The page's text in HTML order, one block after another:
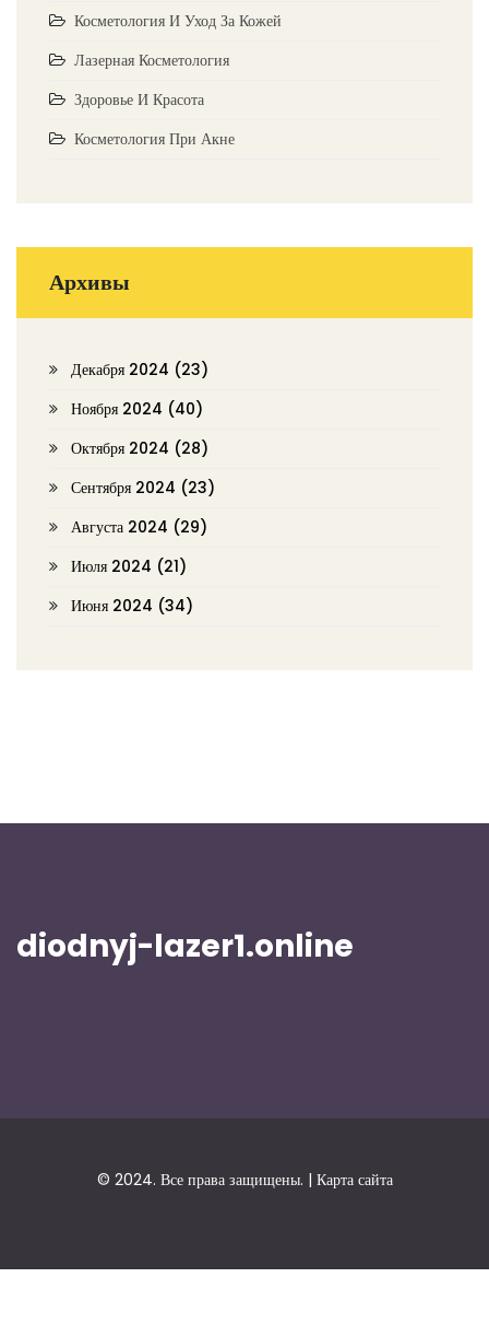
Косметология И Уход За Кожей
Лазерная Косметология
Здоровье И Красота
Косметология При Акне
Архивы
Декабря 2024 (23)
Ноября 2024 (40)
Октября 2024 (28)
Сентября 2024 (23)
Августа 2024 (29)
Июля 2024 (21)
Июня 2024 (34)
diodnyj-lazer1.online
© 2024. Все права защищены. | Карта сайта